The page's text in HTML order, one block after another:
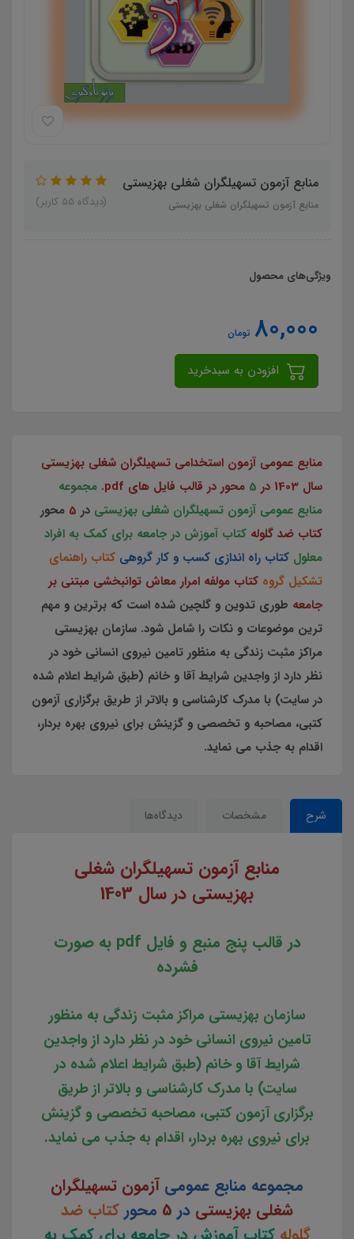
منابع آزمون تسهیلگران شغلی بهزیستی
منابع آزمون تسهیلگران شغلی بهزیستی (دیدگاه 55 کاربر)
ویژگی‌های محصول
80,000 تومان
منابع عمومی آزمون استخدامی تسهیلگران شغلی بهزیستی
سال 1403 در
محور در قالب فایل های pdf.
مجموعه
منابع عمومی آزمون تسهیلگران شغلی بهزیستی در 5 محور
کتاب ضد گلوله کتاب آموزش در جامعه برای کمک به افراد
معلول کتاب راه اندازی کسب و کار گروهی کتاب راهنمای
تشکیل گروه کتاب مولفه امرار معاش توانبخشی مبتنی بر
جامعه طوری تدوین و گلچین شده است که برترین و مهم
ترین موضوعات و نکات را شامل شود. سازمان بهزیستی
مراکز مثبت زندگی به منظور تامین نیروی انسانی خود در
نظر دارد از واجدین شرایط آقا و خانم (طبق شرایط اعلام شده
در سایت) با مدرک کارشناسی و بالاتر از طریق برگزاری آزمون
کتبی، مصاحبه و تخصصی و گزینش برای نیروی بهره بردار،
اقدام به جذب می نماید.
شرح مشخصات دیدگاه‌ها
منابع آزمون تسهیلگران شغلی
بهزیستی در سال 1403
در قالب پنج منبع و فایل pdf به صورت
فشرده
سازمان بهزیستی مراکز مثبت زندگی به منظور
تامین نیروی انسانی خود در نظر دارد از واجدین
شرایط آقا و خانم (طبق شرایط اعلام شده در
سایت) با مدرک کارشناسی و بالاتر از طریق
برگزاری آزمون کتبی، مصاحبه تخصصی و گزینش
برای نیروی بهره بردار، اقدام به جذب می نماید.
مجموعه منابع عمومی آزمون تسهیلگران
شغلی بهزیستی در 5 محور کتاب ضد